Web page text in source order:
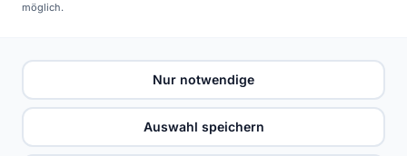
möglich.
Nur notwendige
Auswahl speichern